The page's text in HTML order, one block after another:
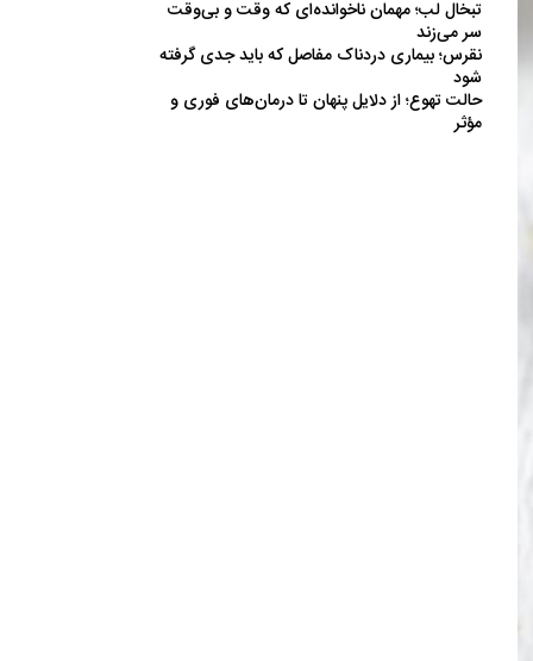
تبخال لب؛ مهمان ناخوانده‌ای که وقت و بی‌وقت
سر می‌زند
نقرس؛ بیماری دردناک مفاصل که باید جدی گرفته
شود
حالت تهوع؛ از دلایل پنهان تا درمان‌های فوری و
مؤثر